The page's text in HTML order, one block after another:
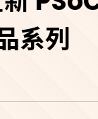
系列